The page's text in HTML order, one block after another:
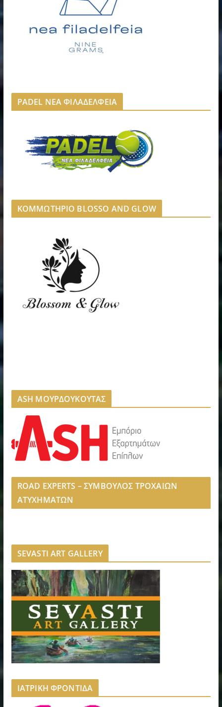
PADEL ΝΕΑ ΦΙΛΑΔΕΛΦΕΙΑ
ΚΟΜΜΩΤΗΡΙΟ BLOSSO AND GLOW
ASH ΜΟΥΡΔΟΥΚΟΥΤΑΣ
ROAD EXPERTS – ΣΥΜΒΟΥΛΟΣ ΤΡΟΧΑΙΩΝ
ΑΤΥΧΗΜΑΤΩΝ
SEVASTI ART GALLERY
ΙΑΤΡΙΚΗ ΦΡΟΝΤΙΔΑ